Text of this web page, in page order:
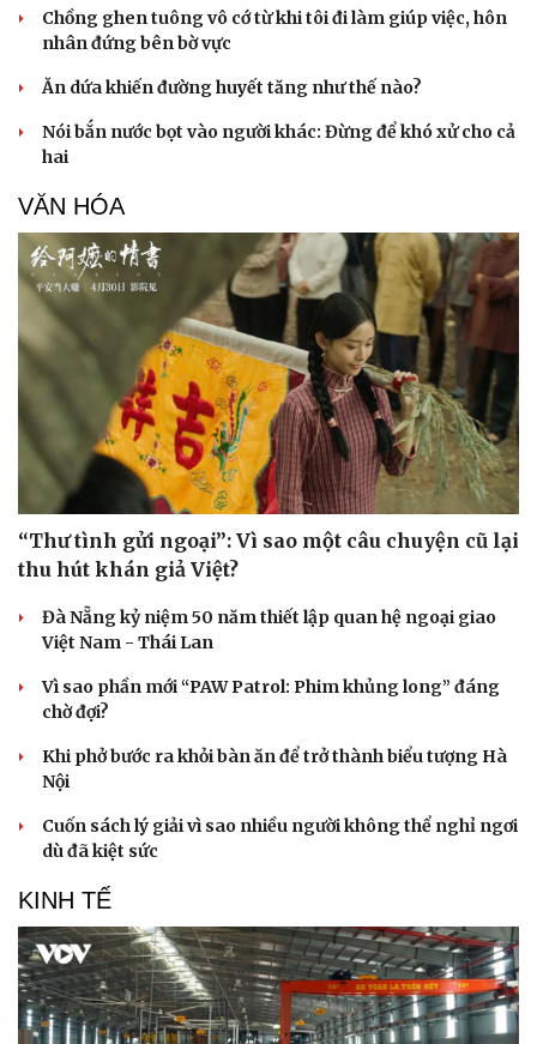
Doanh nhân
Vì cộng đồng
Trải nghiệm
Chồng ghen tuông vô cớ từ khi tôi đi làm giúp việc, hôn
nhân đứng bên bờ vực
Ăn dứa khiến đường huyết tăng như thế nào?
Nói bắn nước bọt vào người khác: Đừng để khó xử cho cả
hai
VĂN HÓA
“Thư tình gửi ngoại”: Vì sao một câu chuyện cũ lại
thu hút khán giả Việt?
Đà Nẵng kỷ niệm 50 năm thiết lập quan hệ ngoại giao
Việt Nam - Thái Lan
Vì sao phần mới “PAW Patrol: Phim khủng long” đáng
chờ đợi?
Khi phở bước ra khỏi bàn ăn để trở thành biểu tượng Hà
Nội
Cuốn sách lý giải vì sao nhiều người không thể nghỉ ngơi
dù đã kiệt sức
KINH TẾ